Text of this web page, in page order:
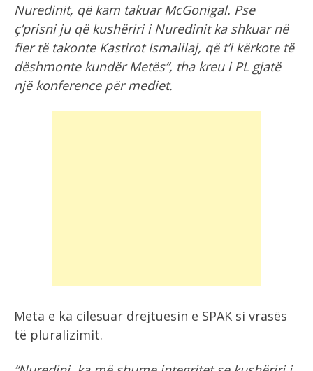
Nuredinit, që kam takuar McGonigal. Pse
ç’prisni ju që kushëriri i Nuredinit ka shkuar në
fier të takonte Kastirot Ismalilaj, që t’i kërkote të
dëshmonte kundër Metës”, tha kreu i PL gjatë
një konference për mediet.
Meta e ka cilësuar drejtuesin e SPAK si vrasës
të pluralizimit.